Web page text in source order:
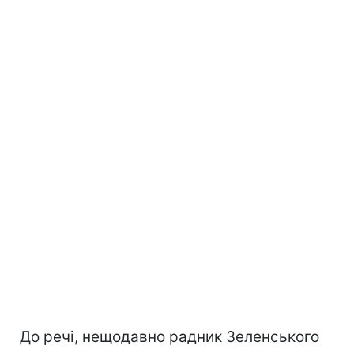
До речі, нещодавно радник Зеленського